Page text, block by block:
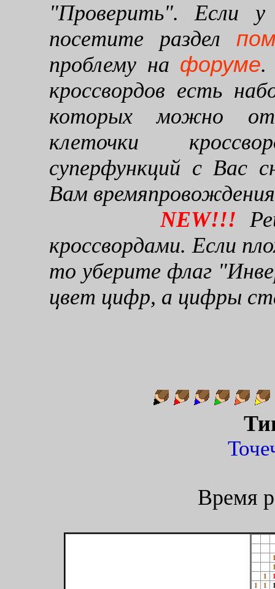
"Проверить". Если
посетите раздел
проблему на форуме.
кроссвордов есть
которых можно
клеточки
суперфункций с Вас
Вам
NEW!!!
кроссвордами. Если
то уберите флаг
цвет цифр, а цифры
Время
1
1
1